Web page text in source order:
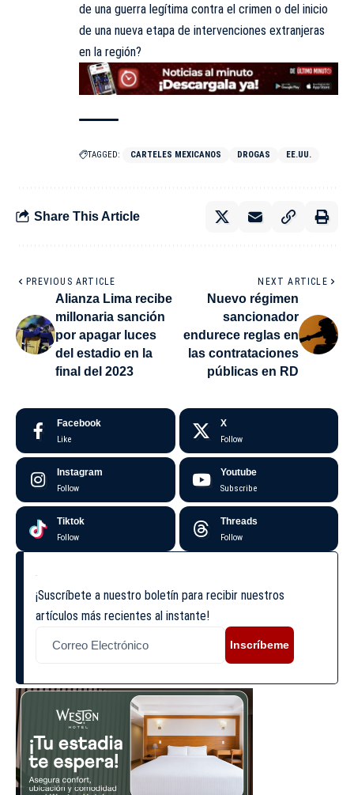
de una guerra legítima contra el crimen o del inicio
de una nueva etapa de intervenciones extranjeras
en la región?
TAGGED: CARTELES MEXICANOS DROGAS EE.UU.
Share This Article
PREVIOUS ARTICLE
Alianza Lima recibe
millonaria sanción
por apagar luces
del estadio en la
final del 2023
NEXT ARTICLE
Nuevo régimen
sancionador
endurece reglas en
las contrataciones
públicas en RD
Facebook
Like
X
Follow
Instagram
Follow
Youtube
Subscribe
Tiktok
Follow
Threads
Follow
¡Suscríbete a nuestro boletín para recibir nuestros
artículos más recientes al instante!
Inscríbeme